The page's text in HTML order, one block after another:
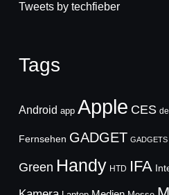
Tweets by techfieber
Tags
Android app Apple CES
Fernsehen GADGET GADGETS
Green Handy HTD IFA